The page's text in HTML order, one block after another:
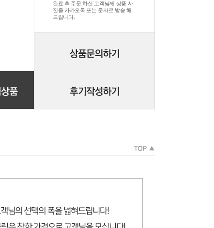
완료 후 주문 하신 고객님께 상품 사
진을 카카오톡 또는 문자로 발송 해
드립니다.